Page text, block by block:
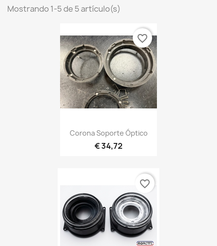
Mostrando 1-5 de 5 artículo(s)
Corona Soporte Óptico
€ 34,72
favorite_border
favorite_border